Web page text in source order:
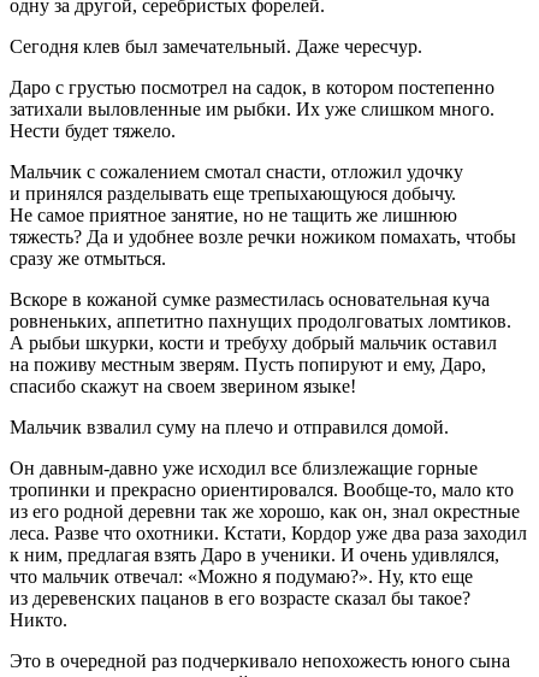
одну за другой, серебристых форелей.
Сегодня клев был замечательный. Даже чересчур.
Даро с грустью посмотрел на садок, в котором постепенно
затихали выловленные им рыбки. Их уже слишком много.
Нести будет тяжело.
Мальчик с сожалением смотал снасти, отложил удочку
и принялся разделывать еще трепыхающуюся добычу.
Не самое приятное занятие, но не тащить же лишнюю
тяжесть? Да и удобнее возле речки ножиком помахать, чтобы
сразу же отмыться.
Вскоре в кожаной сумке разместилась основательная куча
ровненьких, аппетитно пахнущих продолговатых ломтиков.
А рыбьи шкурки, кости и требуху добрый мальчик оставил
на поживу местным зверям. Пусть попируют и ему, Даро,
спасибо скажут на своем зверином языке!
Мальчик взвалил суму на плечо и отправился домой.
Он давным-давно уже исходил все близлежащие горные
тропинки и прекрасно ориентировался. Вообще-то, мало кто
из его родной деревни так же хорошо, как он, знал окрестные
леса. Разве что охотники. Кстати, Кордор уже два раза заходил
к ним, предлагая взять Даро в ученики. И очень удивлялся,
что мальчик отвечал: «Можно я подумаю?». Ну, кто еще
из деревенских пацанов в его возрасте сказал бы такое?
Никто.
Это в очередной раз подчеркивало непохожесть юного сына